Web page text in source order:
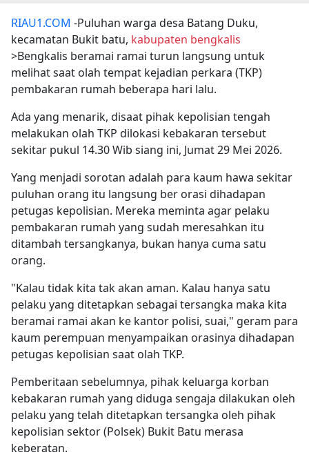
RIAU1.COM -Puluhan warga desa Batang Duku,
kecamatan Bukit batu, kabupaten bengkalis
>Bengkalis beramai ramai turun langsung untuk
melihat saat olah tempat kejadian perkara (TKP)
pembakaran rumah beberapa hari lalu.
Ada yang menarik, disaat pihak kepolisian tengah
melakukan olah TKP dilokasi kebakaran tersebut
sekitar pukul 14.30 Wib siang ini, Jumat 29 Mei 2026.
Yang menjadi sorotan adalah para kaum hawa sekitar
puluhan orang itu langsung ber orasi dihadapan
petugas kepolisian. Mereka meminta agar pelaku
pembakaran rumah yang sudah meresahkan itu
ditambah tersangkanya, bukan hanya cuma satu
orang.
"Kalau tidak kita tak akan aman. Kalau hanya satu
pelaku yang ditetapkan sebagai tersangka maka kita
beramai ramai akan ke kantor polisi, suai," geram para
kaum perempuan menyampaikan orasinya dihadapan
petugas kepolisian saat olah TKP.
Pemberitaan sebelumnya, pihak keluarga korban
kebakaran rumah yang diduga sengaja dilakukan oleh
pelaku yang telah ditetapkan tersangka oleh pihak
kepolisian sektor (Polsek) Bukit Batu merasa
keberatan.